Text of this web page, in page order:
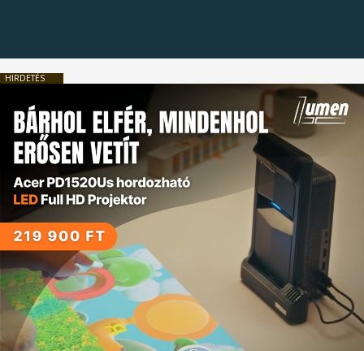
HIRDETÉS